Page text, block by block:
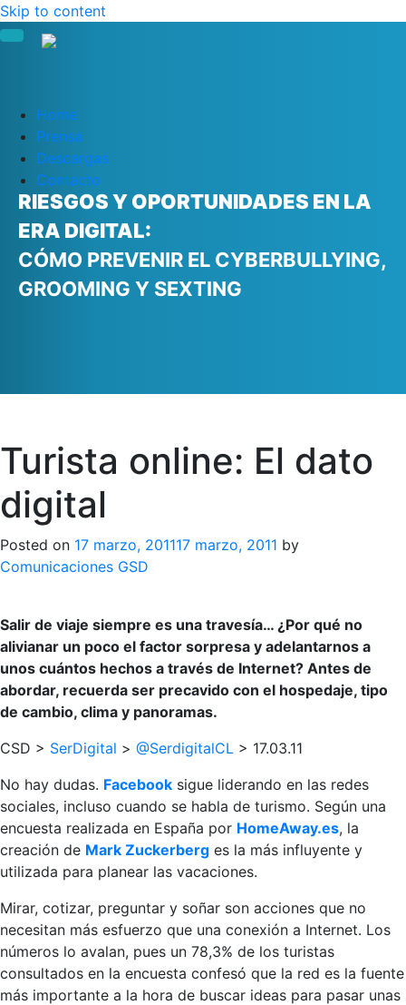
Skip to content
Home
Prensa
Descargas
Contacto
RIESGOS Y OPORTUNIDADES EN LA
ERA DIGITAL:
CÓMO PREVENIR EL CYBERBULLYING,
GROOMING Y SEXTING
Turista online: El dato
digital
Posted on 17 marzo, 201117 marzo, 2011 by
Comunicaciones GSD
Salir de viaje siempre es una travesía… ¿Por qué no
alivianar un poco el factor sorpresa y adelantarnos a
unos cuántos hechos a través de Internet? Antes de
abordar, recuerda ser precavido con el hospedaje, tipo
de cambio, clima y panoramas.
CSD > SerDigital > @SerdigitalCL > 17.03.11
No hay dudas. Facebook sigue liderando en las redes
sociales, incluso cuando se habla de turismo. Según una
encuesta realizada en España por HomeAway.es, la
creación de Mark Zuckerberg es la más influyente y
utilizada para planear las vacaciones.
Mirar, cotizar, preguntar y soñar son acciones que no
necesitan más esfuerzo que una conexión a Internet. Los
números lo avalan, pues un 78,3% de los turistas
consultados en la encuesta confesó que la red es la fuente
más importante a la hora de buscar ideas para pasar unas